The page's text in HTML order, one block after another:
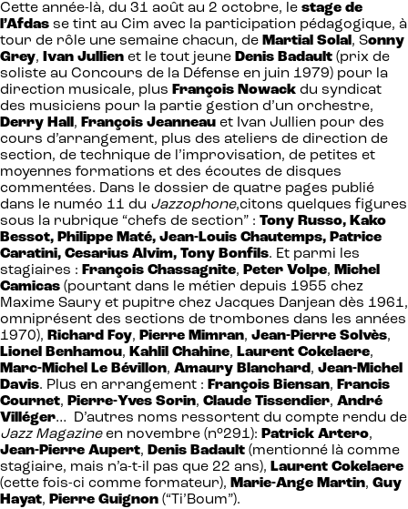
Cette année-là, du 31 août au 2 octobre, le stage de
l’Afdas se tint au Cim avec la participation pédagogique, à
tour de rôle une semaine chacun, de Martial Solal , Sonny
Grey, Ivan Jullien et le tout jeune Denis Badault (prix de
soliste au Concours de la Défense en juin 1979) pour la
direction musicale, plus François Nowack du syndicat
des musiciens pour la partie gestion d’un orchestre,
Derry Hall , François Jeanneau et Ivan Jullien pour des
cours d’arrangement, plus des ateliers de direction de
section, de technique de l’improvisation, de petites et
moyennes formations et des écoutes de disques
commentées. Dans le dossier de quatre pages publié
dans le numéo 11 du Jazzophone,citons quelques figures
sous la rubrique “chefs de section” : Tony Russo, Kako
Bessot, Philippe Maté, Jean-Louis Chautemps, Patrice
Caratini, Cesarius Alvim, Tony Bonfils. Et parmi les
stagiaires : François Chassagnite, Peter Volpe, Michel
Camicas (pourtant dans le métier depuis 1955 chez
Maxime Saury et pupitre chez Jacques Danjean dès 1961,
omniprésent des sections de trombones dans les années
1970), Richard Foy, Pierre Mimran, Jean-Pierre Solvès,
Lionel Benhamou, Kahlil Chahine, Laurent Cokelaere,
Marc-Michel Le Bévillon, Amaury Blanchard , Jean-Michel
Davis. Plus en arrangement : François Biensan, Francis
Cournet, Pierre-Yves Sorin, Claude Tissendier, André
Villéger… D’autres noms ressortent du compte rendu de
Jazz Magazineen novembre (n°291): Patrick Artero,
Jean-Pierre Aupert, Denis Badault (mentionné là comme
stagiaire, mais n’a-t-il pas que 22 ans), Laurent Cokelaere
(cette fois-ci comme formateur), Marie-Ange Martin, Guy
Hayat, Pierre Guignon (“Ti’Boum”).